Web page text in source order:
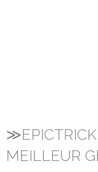
≫EPICTRICK
MEILLEUR